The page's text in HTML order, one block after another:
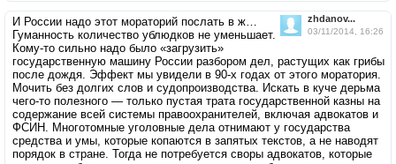
zhdanov...
03/11/2014, 16:26
И России надо этот мораторий послать в ж…
Гуманность количество ублюдков не уменьшает.
Кому-то сильно надо было «загрузить»
государственную машину России разбором дел, растущих как грибы
после дождя. Эффект мы увидели в 90-х годах от этого моратория.
Мочить без долгих слов и судопроизводства. Искать в куче дерьма
чего-то полезного — только пустая трата государственной казны на
содержание всей системы правоохранителей, включая адвокатов и
ФСИН. Многотомные уголовные дела отнимают у государства
средства и умы, которые копаются в запятых текстов, а не наводят
порядок в стране. Тогда не потребуется своры адвокатов, которые